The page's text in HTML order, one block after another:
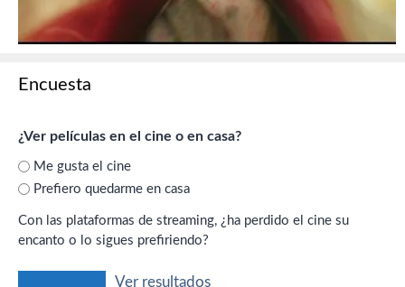
Encuesta
¿Ver películas en el cine o en casa?
Me gusta el cine
Prefiero quedarme en casa
Con las plataformas de streaming, ¿ha perdido el cine su
encanto o lo sigues prefiriendo?
Ver resultados